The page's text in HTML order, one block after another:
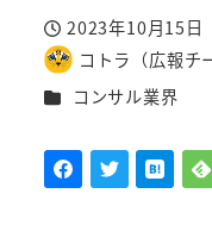
投稿日
2023年10月15日
著
者
コトラ（広報チ
カテゴリー
コンサル業界